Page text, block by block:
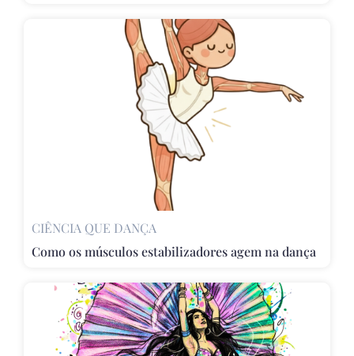
CIÊNCIA QUE DANÇA
Como os músculos estabilizadores agem na dança